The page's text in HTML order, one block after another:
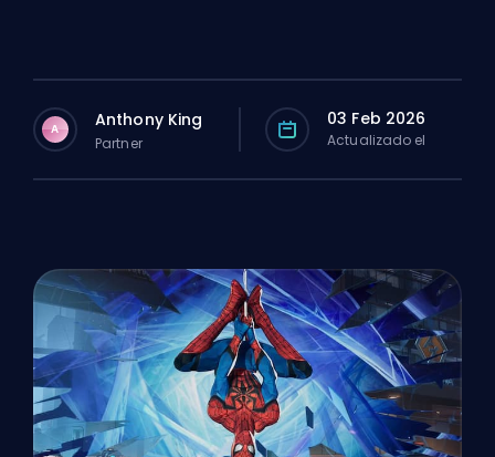
A Anthony King
Partner
03 Feb 2026
Actualizado el